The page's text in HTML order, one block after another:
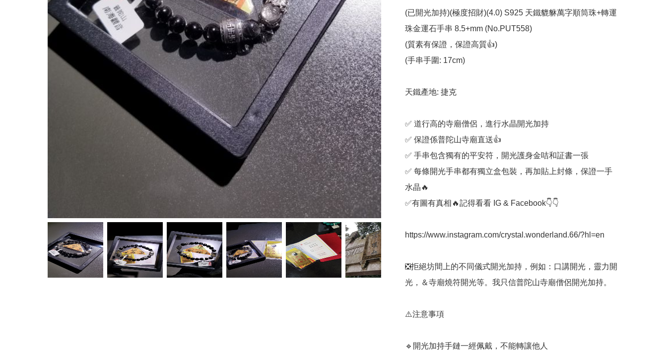
(已開光加持)(極度招財)(4.0) S925 天鐵貔貅萬字順筒珠+轉運
珠金運石手串 8.5+mm (No.PUT558)
(質素有保證，保證高質👍)
(手串手圍: 17cm)
天鐵產地: 捷克
✅️ 道行高的寺廟僧侶，進行水晶開光加持
✅️ 保證係普陀山寺廟直送👍
✅️ 手串包含獨有的平安符，開光護身金咭和証書一張
✅️ 每條開光手串都有獨立盒包裝，再加貼上封條，保證一手
水晶🔥
✅️有圖有真相🔥記得看看 IG & Facebook👇👇
https://www.instagram.com/crystal.wonderland.66/?hl=en
❎️拒絕坊間上的不同儀式開光加持，例如：口講開光，靈力開
光，＆寺廟燒符開光等。我只信普陀山寺廟僧侶開光加持。
⚠️注意事項
🔹️開光加持手鏈一經佩戴，不能轉讓他人